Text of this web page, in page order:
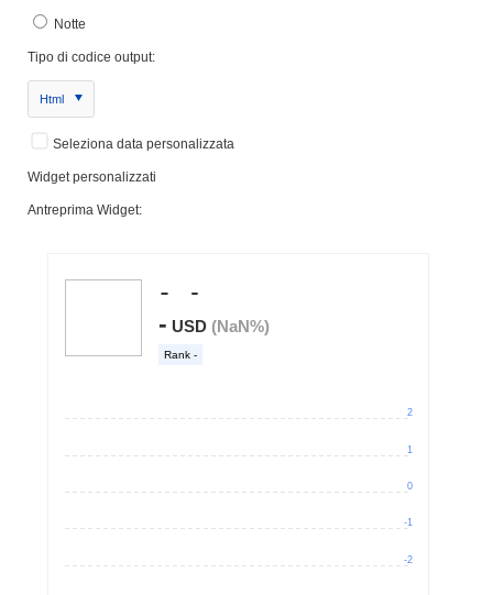
Notte
Tipo di codice output:
Html
Seleziona data personalizzata
Widget personalizzati
Antreprima Widget: